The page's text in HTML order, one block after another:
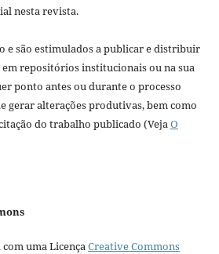
nesta revista.
e são estimulados a publicar e distribuir
repositórios institucionais ou na sua
ponto antes ou durante o processo
gerar alterações produtivas, bem como
do trabalho publicado (VejaO
uma LicençaCreative Commons